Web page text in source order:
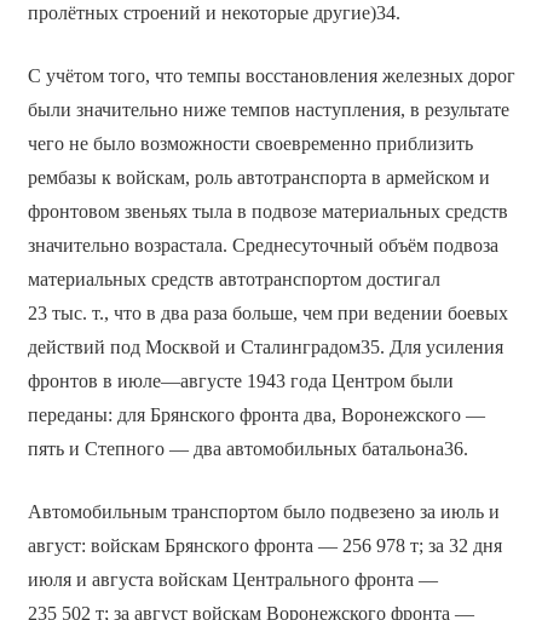
пролётных строений и некоторые другие)34.
С учётом того, что темпы восстановления железных дорог
были значительно ниже темпов наступления, в результате
чего не было возможности своевременно приблизить
рембазы к войскам, роль автотранспорта в армейском и
фронтовом звеньях тыла в подвозе материальных средств
значительно возрастала. Среднесуточный объём подвоза
материальных средств автотранспортом достигал
23 тыс. т., что в два раза больше, чем при ведении боевых
действий под Москвой и Сталинградом35. Для усиления
фронтов в июле—августе 1943 года Центром были
переданы: для Брянского фронта два, Воронежского —
пять и Степного — два автомобильных батальона36.
Автомобильным транспортом было подвезено за июль и
август: войскам Брянского фронта — 256 978 т; за 32 дня
июля и августа войскам Центрального фронта —
235 502 т; за август войскам Воронежского фронта —